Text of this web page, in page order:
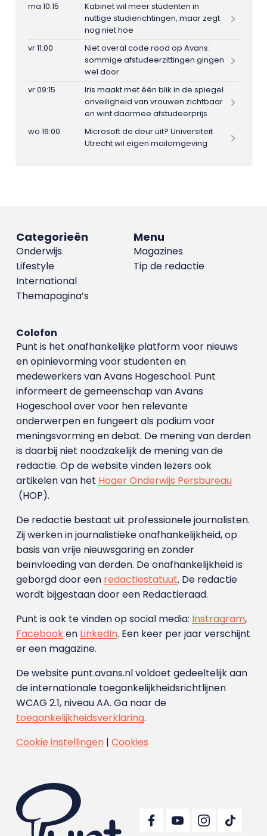
ma 10:15
Kabinet wil meer studenten in
nuttige studierichtingen, maar zegt
nog niet hoe
vr 11:00
Niet overal code rood op Avans:
sommige afstudeerzittingen gingen
wel door
vr 09:15
Iris maakt met één blik in de spiegel
onveiligheid van vrouwen zichtbaar
en wint daarmee afstudeerprijs
wo 16:00
Microsoft de deur uit? Universiteit
Utrecht wil eigen mailomgeving
Menu
Magazines
Tip de redactie
Categorieën
Onderwijs
Lifestyle
International
Themapagina’s
Colofon
Punt is het onafhankelijke platform voor nieuws
en opinievorming voor studenten en
medewerkers van Avans Hoge­school. Punt
informeert de gemeenschap van Avans
Hogeschool over voor hen relevante
onderwerpen en fungeert als podium voor
meningsvorming en debat. De mening van derden
is daarbij niet noodzakelijk de mening van de
redactie. Op de website vinden lezers ook
artikelen van het Hoger Onderwijs Persbureau
(HOP).
De redactie bestaat uit professionele journalisten.
Zij werken in journalistieke onafhankelijkheid, op
basis van vrije nieuwsgaring en zonder
beïnvloeding van derden. De onafhankelijkheid is
geborgd door een redactiestatuut. De redactie
wordt bijgestaan door een Redactieraad.
Punt is ook te vinden op social media: Instragram,
Facebooken LinkedIn. Een keer per jaar verschijnt
er een magazine.
De website punt.avans.nl voldoet gedeeltelijk aan
de internationale toegankelijkheidsrichtlijnen
WCAG 2.1, niveau AA. Ga naar de
toegankelijkheidsverklaring.
Cookie instellingen| Cookies